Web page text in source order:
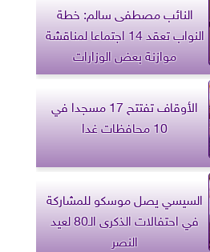
النائب مصطفى سالم: خطة
النواب تعقد 14 اجتماعا لمناقشة
موازنة بعض الوزارات
الأوقاف تفتتح 17 مسجدا في
10 محافظات غدا
السيسي يصل موسكو للمشاركة
في احتفالات الذكرى الـ80 لعيد
النصر